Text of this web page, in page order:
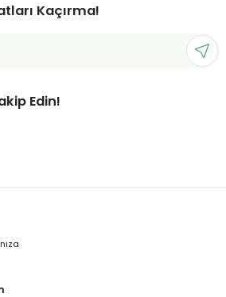
Kaçırma!
Edin!